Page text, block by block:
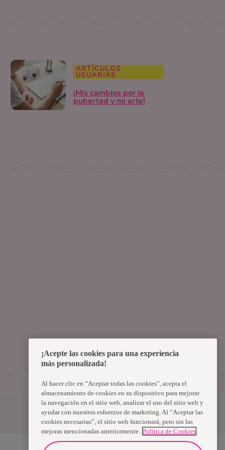
ARTÍCULOS
USUARIAS
¡Mis cambios por la
pubertad y mi arte!
Uruguay
¡Acepte las cookies para una experiencia
más personalizada!
Al hacer clic en “Aceptar todas las cookies”, acepta el
almacenamiento de cookies en su dispositivo para mejorar
la navegación en el sitio web, analizar el uso del sitio web y
ayudar con nuestros esfuerzos de marketing. Al “Aceptar las
cookies necesarias”, el sitio web funcionará, pero sin las
mejoras mencionadas anteriormente. Política de Cookies